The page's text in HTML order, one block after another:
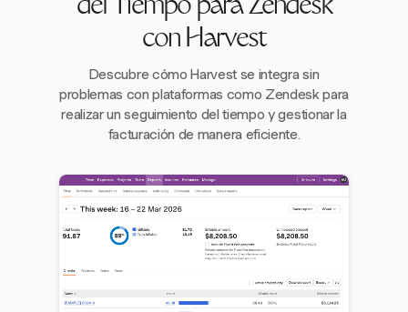
del Tiempo para Zendesk
con Harvest
Descubre cómo Harvest se integra sin
problemas con plataformas como Zendesk para
realizar un seguimiento del tiempo y gestionar la
facturación de manera eficiente.